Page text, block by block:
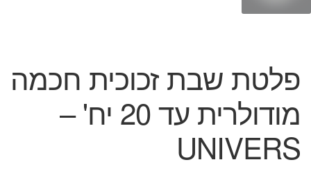
פלטת שבת זכוכית חכמה
מודולרית עד 20 יח' –
UNIVERS